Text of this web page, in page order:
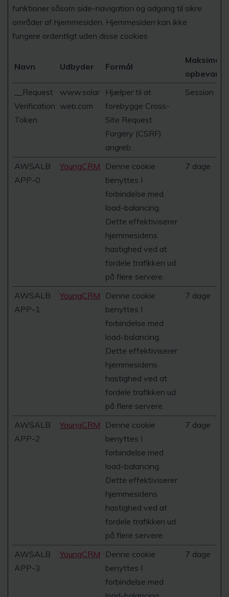
funktioner såsom side-navigation og adgang til sikre
områder af hjemmesiden. Hjemmesiden kan ikke
fungere ordentligt uden disse cookies.
Navn Udbyder Formål
Maksimal
__Request
Verification
Token
www.solar
web.com
Hjælper til at
forebygge Cross-
Site Request
Forgery (CSRF)
angreb.
Session
AWSALB
APP-0
YoungCRM
Denne cookie
benyttes I
forbindelse med
load-balancing.
Dette effektiviserer
hjemmesidens
hastighed ved at
fordele trafikken ud
på flere servere.
7 dage
AWSALB
APP-1
YoungCRM
Denne cookie
benyttes I
forbindelse med
load-balancing.
Dette effektiviserer
hjemmesidens
hastighed ved at
fordele trafikken ud
på flere servere.
7 dage
AWSALB
APP-2
YoungCRM
Denne cookie
benyttes I
forbindelse med
load-balancing.
Dette effektiviserer
hjemmesidens
hastighed ved at
fordele trafikken ud
på flere servere.
7 dage
AWSALB
APP-3
YoungCRM
Denne cookie
benyttes I
forbindelse med
7 dage